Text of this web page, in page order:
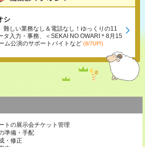
シ
難しい業務なし＆電話なし！ゆっくりの11
タ入力・事務、＜SEKAI NO OWARI＊8月15
ム公演のサポートバイトなど (8/7UP!)
トの展示会チケット管理
準備・手配
・修正